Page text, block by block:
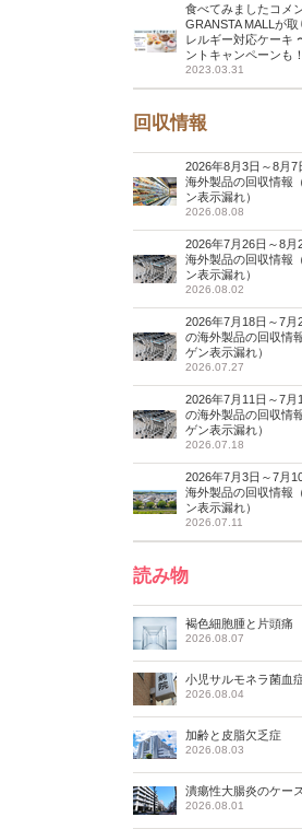
食べてみましたコメ
GRANSTA MALLが取
レルギー対応ケーキ
ントキャンペーンも！
2023.03.31
回収情報
2026年8月3日～8月7
海外製品の回収情報
ン表示漏れ）
2026.08.08
2026年7月26日～8月
海外製品の回収情報
ン表示漏れ）
2026.08.02
2026年7月18日～7月
の海外製品の回収情
ゲン表示漏れ）
2026.07.27
2026年7月11日～7月
の海外製品の回収情
ゲン表示漏れ）
2026.07.18
2026年7月3日～7月
海外製品の回収情報
ン表示漏れ）
2026.07.11
読み物
褐色細胞腫と片頭痛
2026.08.07
小児サルモネラ菌血
2026.08.04
加齢と皮脂欠乏症
2026.08.03
潰瘍性大腸炎のケー
2026.08.01